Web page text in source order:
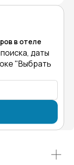
в отеле
даты
"Выбрать